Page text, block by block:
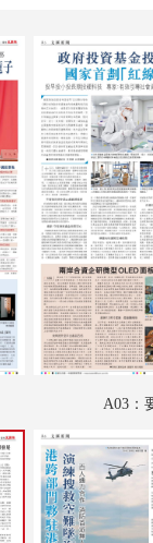
A18：國際
A19：國際
B01：財經
B02：廣告
B03：文匯園
B04：采風
B05：體育
B06：體育
A03：